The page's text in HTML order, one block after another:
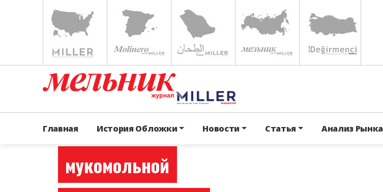
Главная История Обложки Новости Статья Анализ Рынка
Центр притяжения для
мукомольной